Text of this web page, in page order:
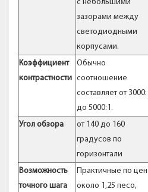
с небольшими
зазорами между
светодиодными
корпусами.
Коэффициент
контрастности
Обычно
соотношение
составляет от
до 5000:1.
Угол обзора
от 140 до 160
градусов по
горизонтали
Возможность
точного шага
Практичные по
около 1,25 песо,